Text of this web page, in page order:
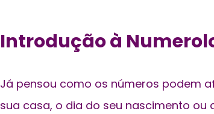
Introdução à
Já pensou como os números podem
sua casa, o dia do seu nascimento